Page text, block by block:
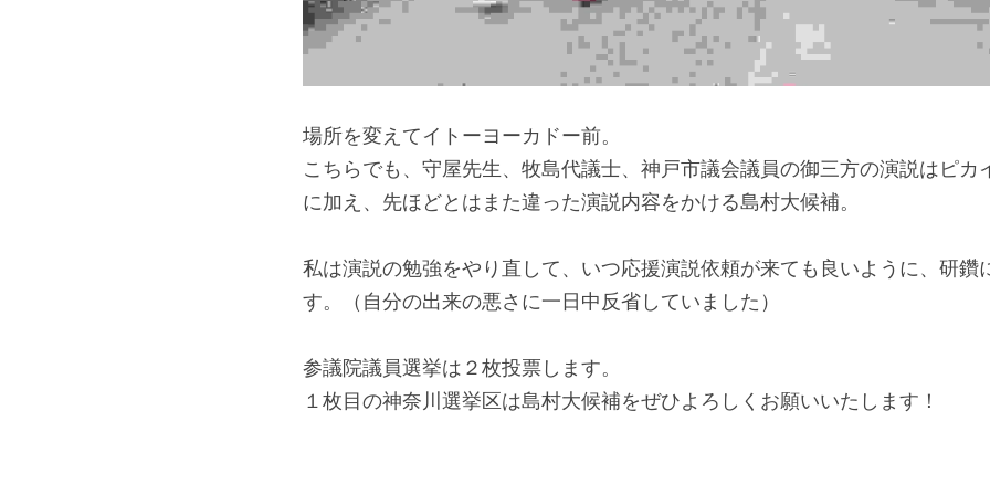
場所を変えてイトーヨーカドー前。
こちらでも、守屋先生、牧島代議士、神戸市議会議員の御三方の演説はピカ
に加え、先ほどとはまた違った演説内容をかける島村大候補。
私は演説の勉強をやり直して、いつ応援演説依頼が来ても良いように、研鑽
す。（自分の出来の悪さに一日中反省していました）
参議院議員選挙は２枚投票します。
１枚目の神奈川選挙区は島村大候補をぜひよろしくお願いいたします！